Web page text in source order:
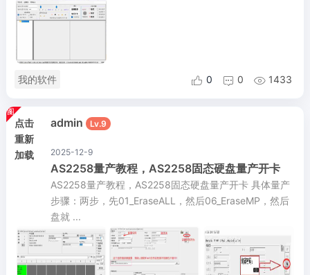
我的软件  0  0  1433
点击
重新
加载
admin Lv.9
2025-12-9
AS2258量产教程，AS2258固态硬盘量产开卡
AS2258量产教程，AS2258固态硬盘量产开卡 具体量产
步骤：两步，先01_EraseALL，然后06_EraseMP，然后
盘就 ...